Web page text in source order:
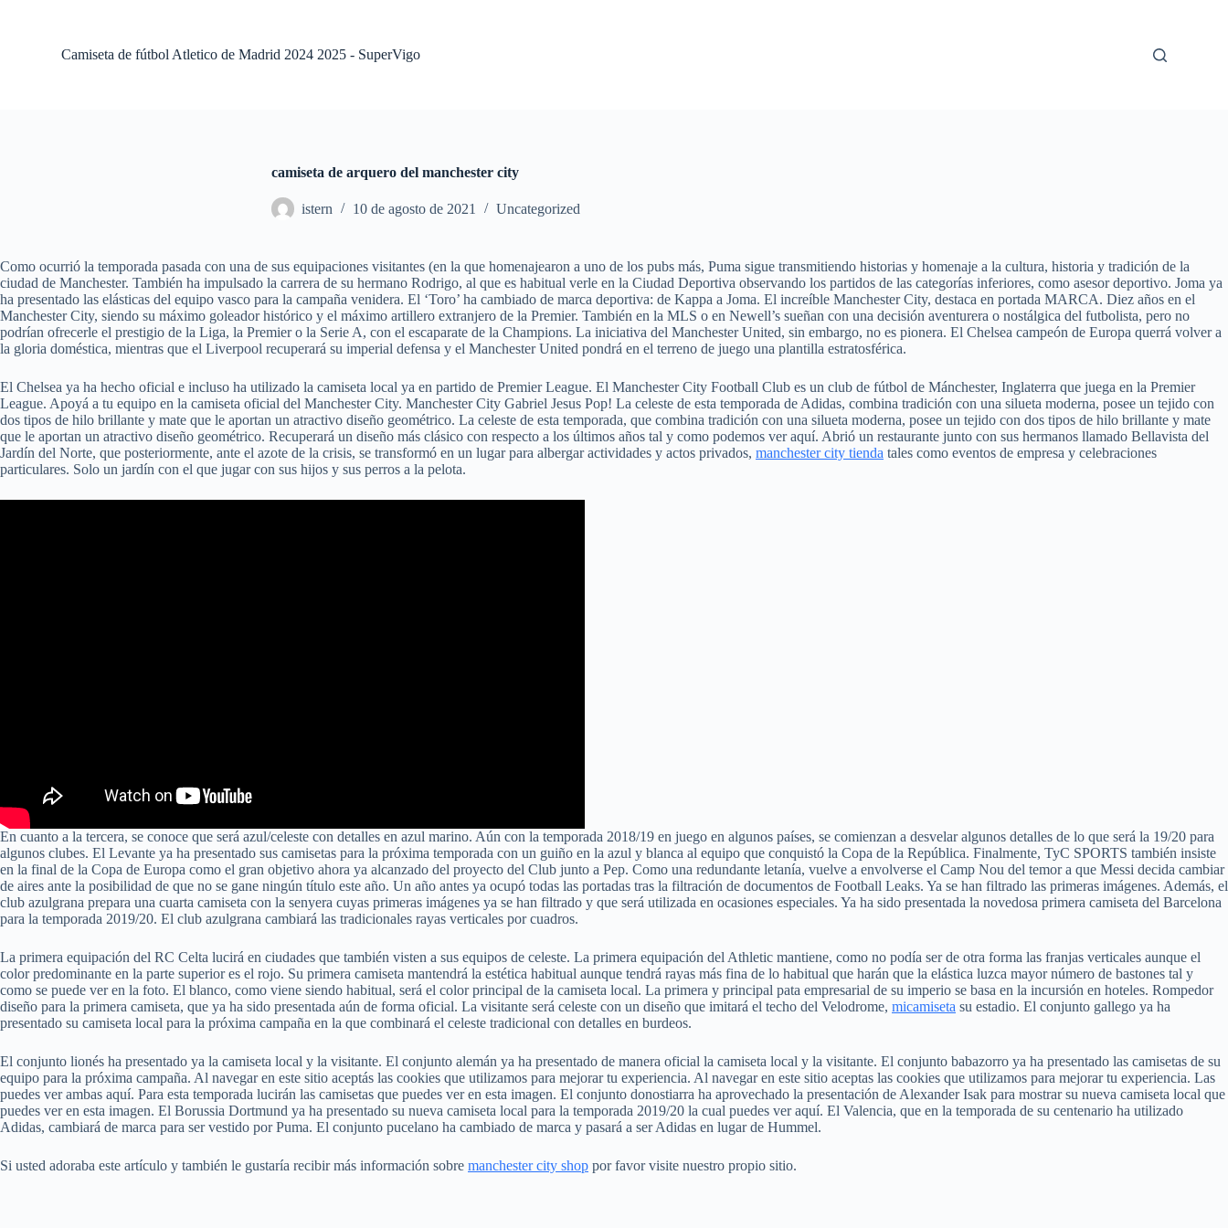
d
o
Camiseta de fútbol Atletico de Madrid 2024 2025 - SuperVigo
camiseta de arquero del manchester city
istern 10 de agosto de 2021 Uncategorized
Como ocurrió la temporada pasada con una de sus equipaciones visitantes (en la que homenajearon a uno de los pubs más, Puma sigue transmitiendo historias y homenaje a la cultura, historia y tradición de la
ciudad de Manchester. También ha impulsado la carrera de su hermano Rodrigo, al que es habitual verle en la Ciudad Deportiva observando los partidos de las categorías inferiores, como asesor deportivo. Joma ya
ha presentado las elásticas del equipo vasco para la campaña venidera. El ‘Toro’ ha cambiado de marca deportiva: de Kappa a Joma. El increíble Manchester City, destaca en portada MARCA. Diez años en el
Manchester City, siendo su máximo goleador histórico y el máximo artillero extranjero de la Premier. También en la MLS o en Newell’s sueñan con una decisión aventurera o nostálgica del futbolista, pero no
podrían ofrecerle el prestigio de la Liga, la Premier o la Serie A, con el escaparate de la Champions. La iniciativa del Manchester United, sin embargo, no es pionera. El Chelsea campeón de Europa querrá volver a
la gloria doméstica, mientras que el Liverpool recuperará su imperial defensa y el Manchester United pondrá en el terreno de juego una plantilla estratosférica.
El Chelsea ya ha hecho oficial e incluso ha utilizado la camiseta local ya en partido de Premier League. El Manchester City Football Club es un club de fútbol de Mánchester, Inglaterra que juega en la Premier
League. Apoyá a tu equipo en la camiseta oficial del Manchester City. Manchester City Gabriel Jesus Pop! La celeste de esta temporada de Adidas, combina tradición con una silueta moderna, posee un tejido con
dos tipos de hilo brillante y mate que le aportan un atractivo diseño geométrico. La celeste de esta temporada, que combina tradición con una silueta moderna, posee un tejido con dos tipos de hilo brillante y mate
que le aportan un atractivo diseño geométrico. Recuperará un diseño más clásico con respecto a los últimos años tal y como podemos ver aquí. Abrió un restaurante junto con sus hermanos llamado Bellavista del
Jardín del Norte, que posteriormente, ante el azote de la crisis, se transformó en un lugar para albergar actividades y actos privados, manchester city tienda tales como eventos de empresa y celebraciones
particulares. Solo un jardín con el que jugar con sus hijos y sus perros a la pelota.
En cuanto a la tercera, se conoce que será azul/celeste con detalles en azul marino. Aún con la temporada 2018/19 en juego en algunos países, se comienzan a desvelar algunos detalles de lo que será la 19/20 para
algunos clubes. El Levante ya ha presentado sus camisetas para la próxima temporada con un guiño en la azul y blanca al equipo que conquistó la Copa de la República. Finalmente, TyC SPORTS también insiste
en la final de la Copa de Europa como el gran objetivo ahora ya alcanzado del proyecto del Club junto a Pep. Como una redundante letanía, vuelve a envolverse el Camp Nou del temor a que Messi decida cambiar
de aires ante la posibilidad de que no se gane ningún título este año. Un año antes ya ocupó todas las portadas tras la filtración de documentos de Football Leaks. Ya se han filtrado las primeras imágenes. Además, el
club azulgrana prepara una cuarta camiseta con la senyera cuyas primeras imágenes ya se han filtrado y que será utilizada en ocasiones especiales. Ya ha sido presentada la novedosa primera camiseta del Barcelona
para la temporada 2019/20. El club azulgrana cambiará las tradicionales rayas verticales por cuadros.
La primera equipación del RC Celta lucirá en ciudades que también visten a sus equipos de celeste. La primera equipación del Athletic mantiene, como no podía ser de otra forma las franjas verticales aunque el
color predominante en la parte superior es el rojo. Su primera camiseta mantendrá la estética habitual aunque tendrá rayas más fina de lo habitual que harán que la elástica luzca mayor número de bastones tal y
como se puede ver en la foto. El blanco, como viene siendo habitual, será el color principal de la camiseta local. La primera y principal pata empresarial de su imperio se basa en la incursión en hoteles. Rompedor
diseño para la primera camiseta, que ya ha sido presentada aún de forma oficial. La visitante será celeste con un diseño que imitará el techo del Velodrome, micamiseta su estadio. El conjunto gallego ya ha
presentado su camiseta local para la próxima campaña en la que combinará el celeste tradicional con detalles en burdeos.
El conjunto lionés ha presentado ya la camiseta local y la visitante. El conjunto alemán ya ha presentado de manera oficial la camiseta local y la visitante. El conjunto babazorro ya ha presentado las camisetas de su
equipo para la próxima campaña. Al navegar en este sitio aceptás las cookies que utilizamos para mejorar tu experiencia. Al navegar en este sitio aceptas las cookies que utilizamos para mejorar tu experiencia. Las
puedes ver ambas aquí. Para esta temporada lucirán las camisetas que puedes ver en esta imagen. El conjunto donostiarra ha aprovechado la presentación de Alexander Isak para mostrar su nueva camiseta local que
puedes ver en esta imagen. El Borussia Dortmund ya ha presentado su nueva camiseta local para la temporada 2019/20 la cual puedes ver aquí. El Valencia, que en la temporada de su centenario ha utilizado
Adidas, cambiará de marca para ser vestido por Puma. El conjunto pucelano ha cambiado de marca y pasará a ser Adidas en lugar de Hummel.
Si usted adoraba este artículo y también le gustaría recibir más información sobre manchester city shop por favor visite nuestro propio sitio.